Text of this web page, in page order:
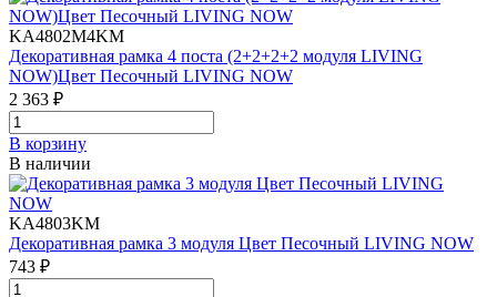
KA4802M4KM
Декоративная рамка 4 поста (2+2+2+2 модуля LIVING
NOW)Цвет Песочный LIVING NOW
2 363 ₽
В корзинy
В наличии
KA4803KM
Декоративная рамка 3 модуля Цвет Песочный LIVING NOW
743 ₽